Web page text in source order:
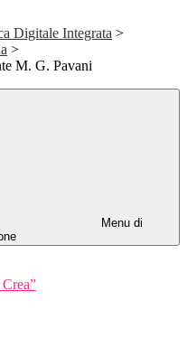
Digitale Integrata >
>
M. G. Pavani
Menu di